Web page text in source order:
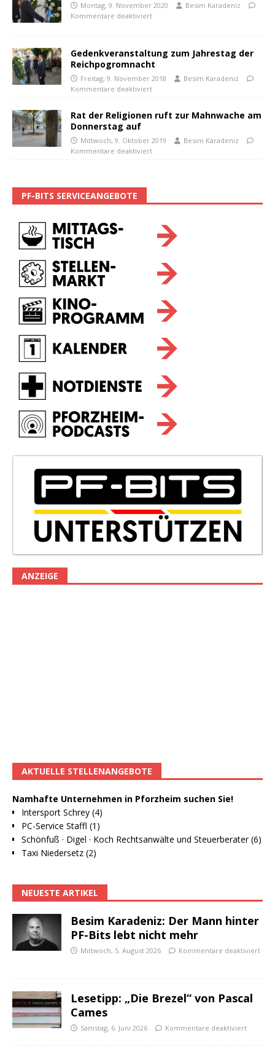
Montag, 9. November 2020
Besim Karadeniz
Kommentare deaktiviert
Gedenkveranstaltung zum Jahrestag der
Reichpogromnacht
Freitag, 9. November 2018
Besim Karadeniz
Kommentare deaktiviert
Rat der Religionen ruft zur Mahnwache am
Donnerstag auf
Mittwoch, 9. Oktober 2019
Besim Karadeniz
Kommentare deaktiviert
PF-BITS SERVICEANGEBOTE
ANZEIGE
AKTUELLE STELLENANGEBOTE
Namhafte Unternehmen in Pforzheim suchen Sie!
Intersport Schrey (4)
PC-Service Staffl (1)
Schönfuß · Digel · Koch Rechtsanwälte und Steuerberater (6)
Taxi Niedersetz (2)
NEUESTE ARTIKEL
Besim Karadeniz: Der Mann hinter
PF-Bits lebt nicht mehr
Mittwoch, 5. August 2026 Kommentare deaktiviert
Lesetipp: „Die Brezel“ von Pascal
Cames
Samstag, 6. Juni 2026 Kommentare deaktiviert